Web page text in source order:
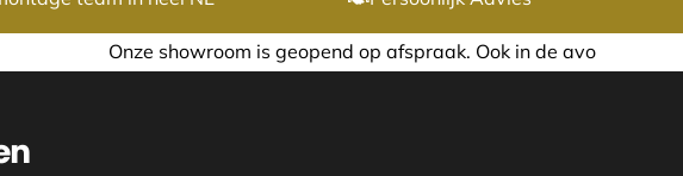
is geopend op afspraak. Ook in de avond of in het weekend nemen